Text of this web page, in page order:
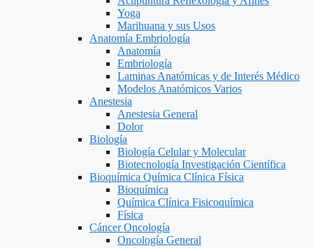
Yoga
Marihuana y sus Usos
Anatomía Embriología
Anatomía
Embriología
Laminas Anatómicas y de Interés Médico
Modelos Anatómicos Varios
Anestesia
Anestesia General
Dolor
Biología
Biología Celular y Molecular
Biotecnología Investigación Científica
Bioquímica Química Clínica Física
Bioquímica
Química Clínica Fisicoquímica
Física
Cáncer Oncología
Oncología General